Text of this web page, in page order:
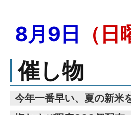
8月9日 （
催し物
今年一番早い、夏の新米